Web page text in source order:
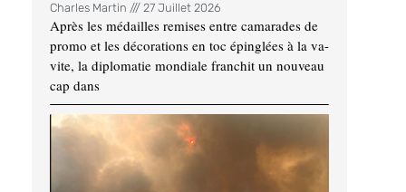
Charles Martin 27 Juillet 2026
Après les médailles remises entre camarades de
promo et les décorations en toc épinglées à la va-
vite, la diplomatie mondiale franchit un nouveau
cap dans